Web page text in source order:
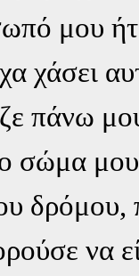
μου
χάσει
πάνω
σώμα
να